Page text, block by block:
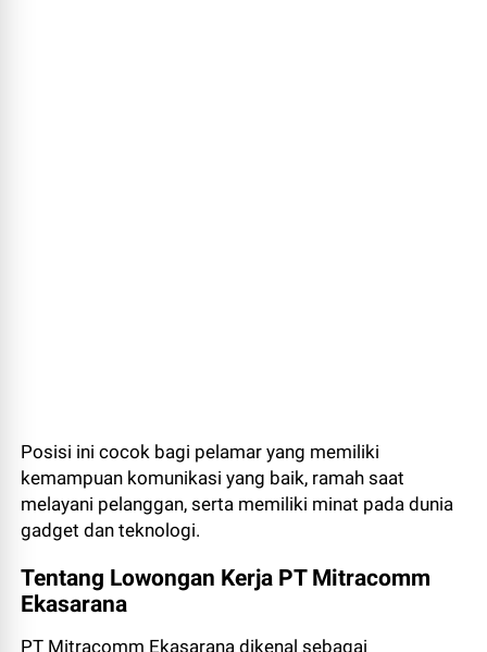
Posisi ini cocok bagi pelamar yang memiliki
kemampuan komunikasi yang baik, ramah saat
melayani pelanggan, serta memiliki minat pada dunia
gadget dan teknologi.
Tentang Lowongan Kerja PT Mitracomm
Ekasarana
PT Mitracomm Ekasarana dikenal sebagai